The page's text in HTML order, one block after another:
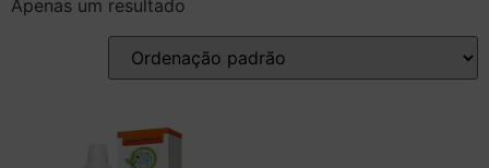
Apenas um resultado